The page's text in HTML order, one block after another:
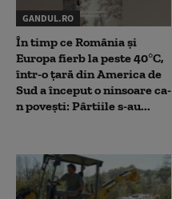
GANDUL.RO
În timp ce România și
Europa fierb la peste 40°C,
într-o țară din America de
Sud a început o ninsoare ca-
n povești: Pârtiile s-au...